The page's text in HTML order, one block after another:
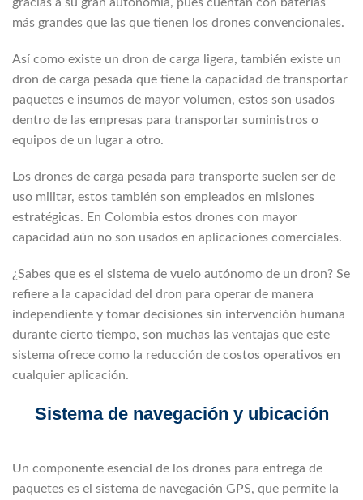
más grandes que las que tienen los drones convencionales.
Así como existe un dron de carga ligera, también existe un
dron de carga pesada que tiene la capacidad de transportar
paquetes e insumos de mayor volumen, estos son usados
dentro de las empresas para transportar suministros o
equipos de un lugar a otro.
Los drones de carga pesada para transporte suelen ser de
uso militar, estos también son empleados en misiones
estratégicas. En Colombia estos drones con mayor
capacidad aún no son usados en aplicaciones comerciales.
¿Sabes que es el sistema de vuelo autónomo de un dron? Se
refiere a la capacidad del dron para operar de manera
independiente y tomar decisiones sin intervención humana
durante cierto tiempo, son muchas las ventajas que este
sistema ofrece como la reducción de costos operativos en
cualquier aplicación.
Sistema de navegación y ubicación
Un componente esencial de los drones para entrega de
paquetes es el sistema de navegación GPS, que permite la